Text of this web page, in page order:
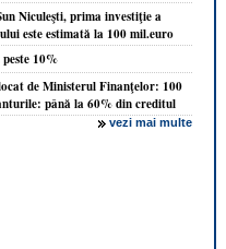
Niculeşti, prima investiţie a
este estimată la 100 mil.euro
10%
de Ministerul Finanţelor: 100
până la 60% din creditul
vezi mai multe